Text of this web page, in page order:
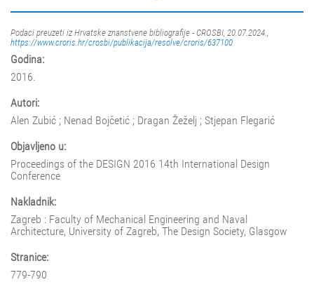
Podaci preuzeti iz Hrvatske znanstvene bibliografije - CROSBI, 20.07.2024.,
https://www.croris.hr/crosbi/publikacija/resolve/croris/637100
Godina:
2016.
Autori:
Alen Zubić ; Nenad Bojčetić ; Dragan Žeželj ; Stjepan Flegarić
Objavljeno u:
Proceedings of the DESIGN 2016 14th International Design
Conference
Nakladnik:
Zagreb : Faculty of Mechanical Engineering and Naval
Architecture, University of Zagreb, The Design Society, Glasgow
Stranice:
779-790